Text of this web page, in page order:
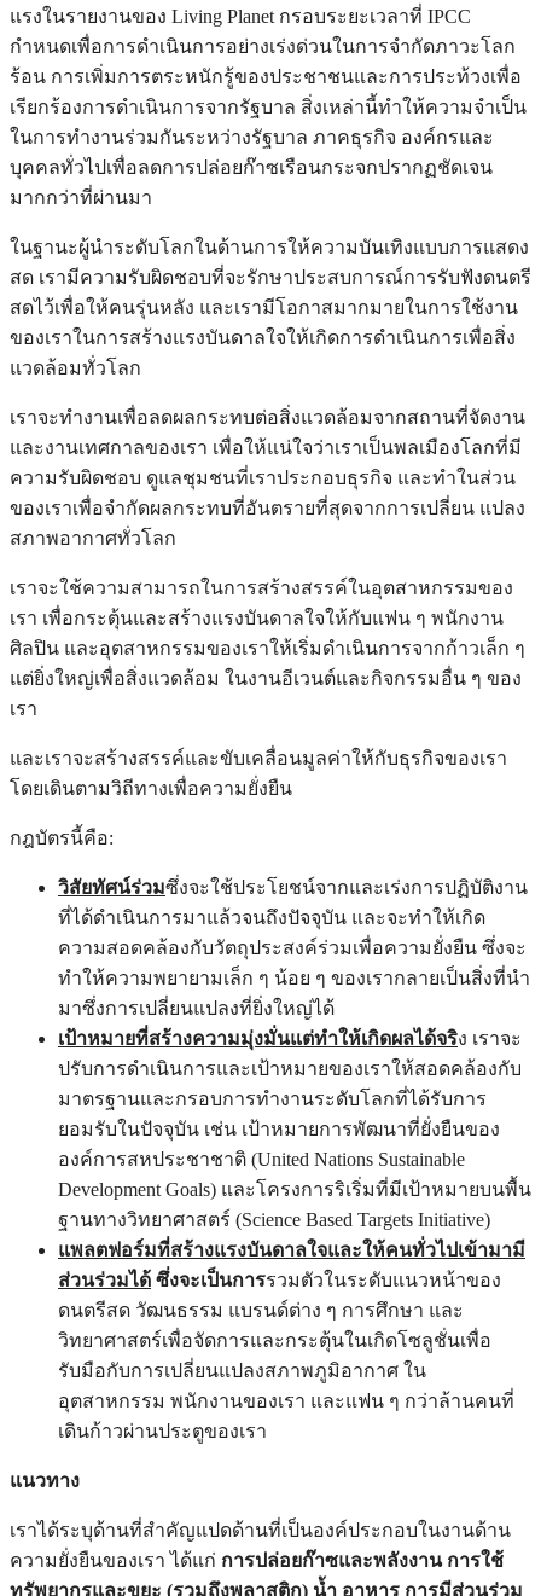
แรงในรายงานของ Living Planet กรอบระยะเวลาที่ IPCC
กำหนดเพื่อการดำเนินการอย่างเร่งด่วนในการจำกัดภาวะโลก
ร้อน การเพิ่มการตระหนักรู้ของประชาชนและการประท้วงเพื่อ
เรียกร้องการดำเนินการจากรัฐบาล สิ่งเหล่านี้ทำให้ความจำเป็น
ในการทำงานร่วมกันระหว่างรัฐบาล ภาคธุรกิจ องค์กรและ
บุคคลทั่วไปเพื่อลดการปล่อยก๊าซเรือนกระจกปรากฏชัดเจน
มากกว่าที่ผ่านมา
ในฐานะผู้นำระดับโลกในด้านการให้ความบันเทิงแบบการแสดง
สด เรามีความรับผิดชอบที่จะรักษาประสบการณ์การรับฟังดนตรี
สดไว้เพื่อให้คนรุ่นหลัง และเรามีโอกาสมากมายในการใช้งาน
ของเราในการสร้างแรงบันดาลใจให้เกิดการดำเนินการเพื่อสิ่ง
แวดล้อมทั่วโลก
เราจะทำงานเพื่อลดผลกระทบต่อสิ่งแวดล้อมจากสถานที่จัดงาน
และงานเทศกาลของเรา เพื่อให้แน่ใจว่าเราเป็นพลเมืองโลกที่มี
ความรับผิดชอบ ดูแลชุมชนที่เราประกอบธุรกิจ และทำในส่วน
ของเราเพื่อจำกัดผลกระทบที่อันตรายที่สุดจากการเปลี่ยน แปลง
สภาพอากาศทั่วโลก
เราจะใช้ความสามารถในการสร้างสรรค์ในอุตสาหกรรมของ
เรา เพื่อกระตุ้นและสร้างแรงบันดาลใจให้กับแฟน ๆ พนักงาน
ศิลปิน และอุตสาหกรรมของเราให้เริ่มดำเนินการจากก้าวเล็ก ๆ
แต่ยิ่งใหญ่เพื่อสิ่งแวดล้อม ในงานอีเวนต์และกิจกรรมอื่น ๆ ของ
เรา
และเราจะสร้างสรรค์และขับเคลื่อนมูลค่าให้กับธุรกิจของเรา
โดยเดินตามวิถีทางเพื่อความยั่งยืน
กฎบัตรนี้คือ:
วิสัยทัศน์ร่วมซึ่งจะใช้ประโยชน์จากและเร่งการปฏิบัติงาน
ที่ได้ดำเนินการมาแล้วจนถึงปัจจุบัน และจะทำให้เกิด
ความสอดคล้องกับวัตถุประสงค์ร่วมเพื่อความยั่งยืน ซึ่งจะ
ทำให้ความพยายามเล็ก ๆ น้อย ๆ ของเรากลายเป็นสิ่งที่นำ
มาซึ่งการเปลี่ยนแปลงที่ยิ่งใหญ่ได้
เป้าหมายที่สร้างความมุ่งมั่นแต่ทำให้เกิดผลได้จริง เราจะ
ปรับการดำเนินการและเป้าหมายของเราให้สอดคล้องกับ
มาตรฐานและกรอบการทำงานระดับโลกที่ได้รับการ
ยอมรับในปัจจุบัน เช่น เป้าหมายการพัฒนาที่ยั่งยืนของ
องค์การสหประชาชาติ (United Nations Sustainable
Development Goals) และโครงการริเริ่มที่มีเป้าหมายบนพื้น
ฐานทางวิทยาศาสตร์ (Science Based Targets Initiative)
แพลตฟอร์มที่สร้างแรงบันดาลใจและให้คนทั่วไปเข้ามามี
ส่วนร่วมได้ ซึ่งจะเป็นการรวมตัวในระดับแนวหน้าของ
ดนตรีสด วัฒนธรรม แบรนด์ต่าง ๆ การศึกษา และ
วิทยาศาสตร์เพื่อจัดการและกระตุ้นในเกิดโซลูชั่นเพื่อ
รับมือกับการเปลี่ยนแปลงสภาพภูมิอากาศ ใน
อุตสาหกรรม พนักงานของเรา และแฟน ๆ กว่าล้านคนที่
เดินก้าวผ่านประตูของเรา
แนวทาง
เราได้ระบุด้านที่สำคัญแปดด้านที่เป็นองค์ประกอบในงานด้าน
ความยั่งยืนของเรา ได้แก่ การปล่อยก๊าซและพลังงาน การใช้
ทรัพยากรและขยะ (รวมถึงพลาสติก) น้ำ อาหาร การมีส่วนร่วม